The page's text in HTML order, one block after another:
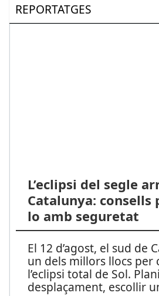
REPORTATGES
L’eclipsi del segle
Catalunya: consells
lo amb seguretat
El 12 d’agost, el sud de
un dels millors llocs per
l’eclipsi total de Sol.
desplaçament, escollir